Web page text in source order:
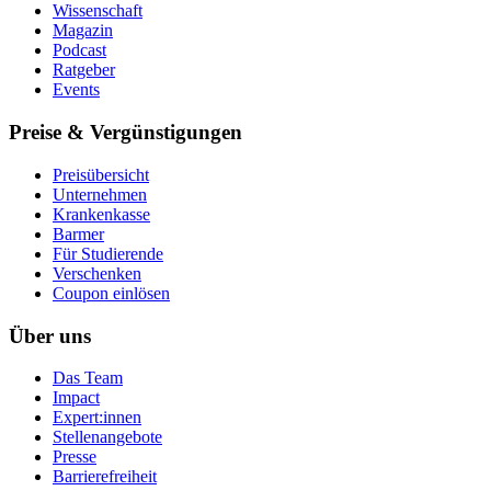
Wissenschaft
Magazin
Podcast
Ratgeber
Events
Preise & Vergünstigungen
Preisübersicht
Unternehmen
Krankenkasse
Barmer
Für Studierende
Ver­schen­ken
Coupon einlösen
Über uns
Das Team
Impact
Expert:innen
Stellenangebote
Presse
Barrierefreiheit